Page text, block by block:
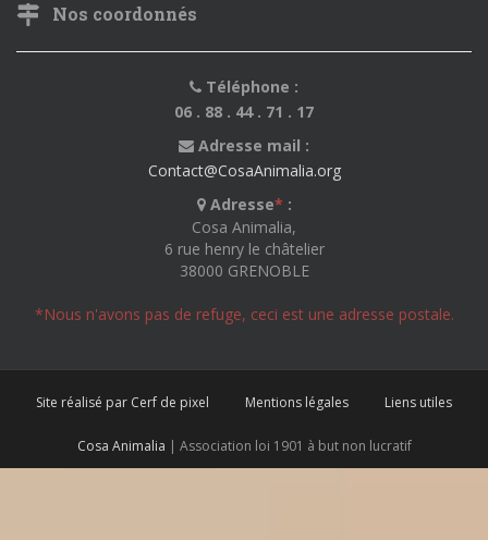
Nos coordonnés
Téléphone :
06 . 88 . 44 . 71 . 17
Adresse mail :
Contact@CosaAnimalia.org
Adresse* :
Cosa Animalia,
6 rue henry le châtelier
38000 GRENOBLE
*Nous n'avons pas de refuge, ceci est une adresse postale.
Site réalisé par Cerf de pixel Mentions légales Liens utiles
Cosa Animalia | Association loi 1901 à but non lucratif